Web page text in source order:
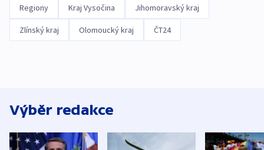
Regiony Kraj Vysočina Jihomoravský kraj
Zlínský kraj Olomoucký kraj ČT24
Výběr redakce